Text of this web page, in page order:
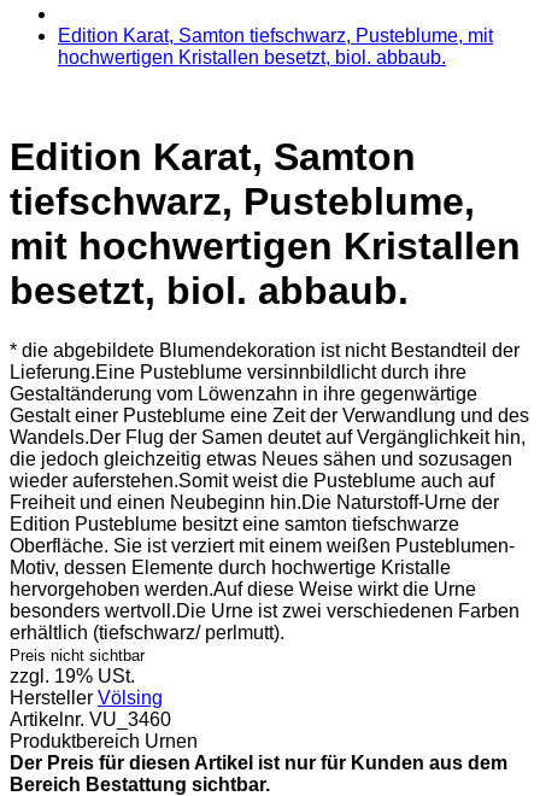
Edition Karat, Samton tiefschwarz, Pusteblume, mit
hochwertigen Kristallen besetzt, biol. abbaub.
Edition Karat, Samton
tiefschwarz, Pusteblume,
mit hochwertigen Kristallen
besetzt, biol. abbaub.
* die abgebildete Blumendekoration ist nicht Bestandteil der
Lieferung.Eine Pusteblume versinnbildlicht durch ihre
Gestaltänderung vom Löwenzahn in ihre gegenwärtige
Gestalt einer Pusteblume eine Zeit der Verwandlung und des
Wandels.Der Flug der Samen deutet auf Vergänglichkeit hin,
die jedoch gleichzeitig etwas Neues sähen und sozusagen
wieder auferstehen.Somit weist die Pusteblume auch auf
Freiheit und einen Neubeginn hin.Die Naturstoff-Urne der
Edition Pusteblume besitzt eine samton tiefschwarze
Oberfläche. Sie ist verziert mit einem weißen Pusteblumen-
Motiv, dessen Elemente durch hochwertige Kristalle
hervorgehoben werden.Auf diese Weise wirkt die Urne
besonders wertvoll.Die Urne ist zwei verschiedenen Farben
erhältlich (tiefschwarz/ perlmutt).
Preis nicht sichtbar
zzgl. 19% USt.
Hersteller Völsing
Artikelnr. VU_3460
Produktbereich Urnen
Der Preis für diesen Artikel ist nur für Kunden aus dem
Bereich Bestattung sichtbar.